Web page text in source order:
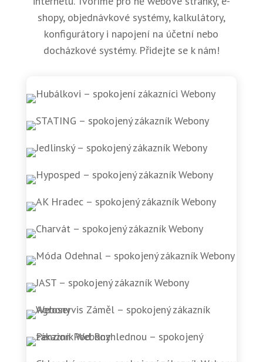
shopy, objednávkové systémy, kalkulátory,
konfigurátory i napojení na účetní nebo
docházkové systémy. Přidejte se k nám!